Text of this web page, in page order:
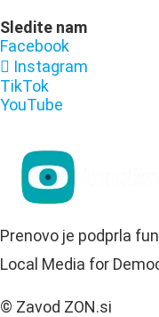
Sledite nam
Facebook
Instagram
TikTok
YouTube
Prenovo je podprla
Local Media for
© Zavod ZON.si